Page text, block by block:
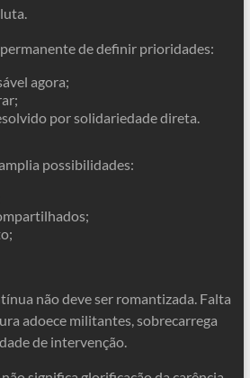
de definir prioridades:
agora;
por solidariedade direta.
possibilidades:
não deve ser romantizada. Falta
adoece militantes, sobrecarrega
de intervenção.